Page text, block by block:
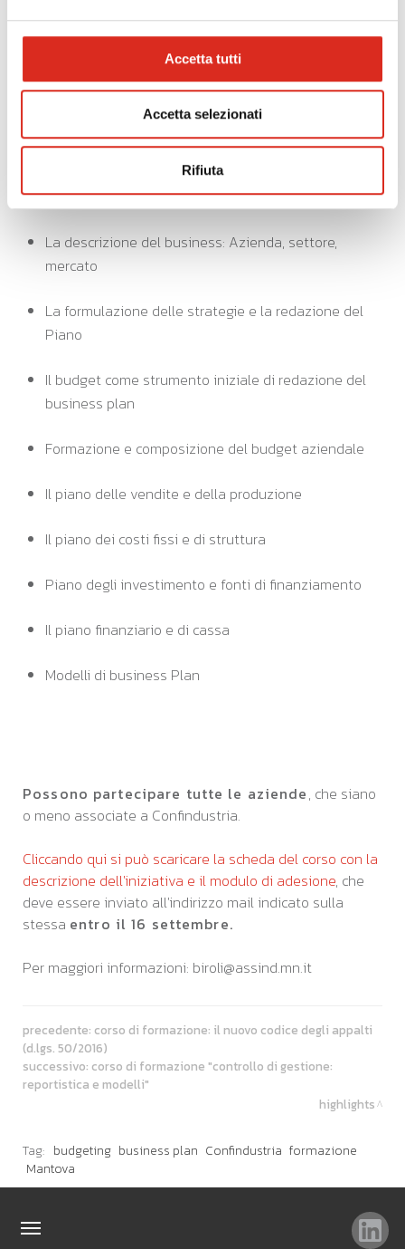
Accetta tutti
Accetta selezionati
Rifiuta
programmazione
Analisi della situazione di riferimento e della
prevedibile evoluzione
Requisiti e fasi
Schemi di riferimento
La descrizione del business: Azienda, settore,
mercato
La formulazione delle strategie e la redazione del
Piano
Il budget come strumento iniziale di redazione del
business plan
Formazione e composizione del budget aziendale
Il piano delle vendite e della produzione
Il piano dei costi fissi e di struttura
Piano degli investimento e fonti di finanziamento
Il piano finanziario e di cassa
Modelli di business Plan
Possono partecipare tutte le aziende, che siano
o meno associate a Confindustria.
Cliccando qui si può scaricare la scheda del corso con la
descrizione dell'iniziativa e il modulo di adesione, che
deve essere inviato all'indirizzo mail indicato sulla
stessa entro il 16 settembre.
Per maggiori informazioni: biroli@assind.mn.it
precedente: corso di formazione: il nuovo codice degli appalti
(d.lgs. 50/2016)
successivo: corso di formazione "controllo di gestione:
reportistica e modelli"
highlights
Tag: budgeting business plan Confindustria formazione
Mantova